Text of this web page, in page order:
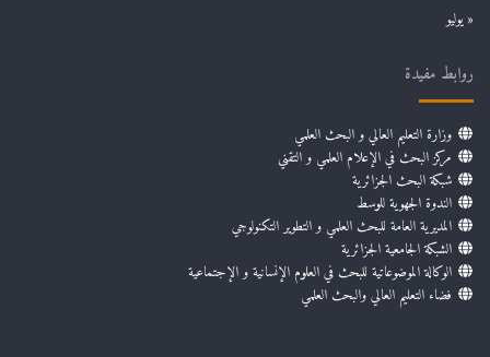
« يوليو
روابط مفيدة
وزارة التعليم العالي و البحث العلمي
مركز البحث في الإعلام العلمي و التقني
شبكة البحث الجزائرية
الندوة الجهوية للوسط
المديرية العامة للبحث العلمي و التطوير التكنولوجي
الشبكة الجامعية الجزائرية
الوكالة الموضوعاتية للبحث في العلوم الإنسانية و الإجتماعية
فضاء التعليم العالي والبحث العلمي